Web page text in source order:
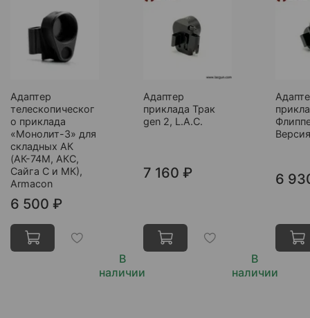
Адаптер
телескопическог
о приклада
«Монолит-3» для
складных АК
(АК-74М, АКС,
Сайга С и МК),
Armacon
В
наличии
6 500 ₽
Адаптер
приклада Трак
gen 2, L.A.C.
В
наличии
7 160 ₽ 6